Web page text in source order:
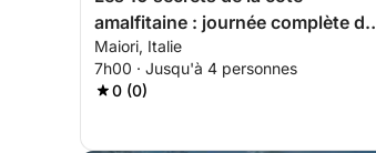
amalfitaine : journée complète de
7 heures
Maiori, Italie
7h00 · Jusqu'à 4 personnes
0 (0)